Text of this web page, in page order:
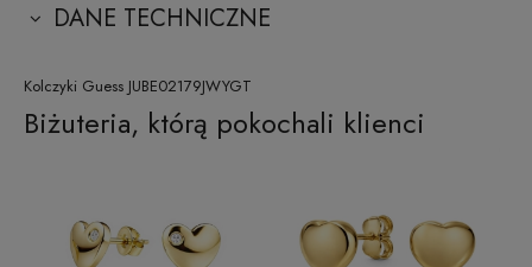
DANE TECHNICZNE
Kolczyki Guess JUBE02179JWYGT
Biżuteria, którą pokochali klienci